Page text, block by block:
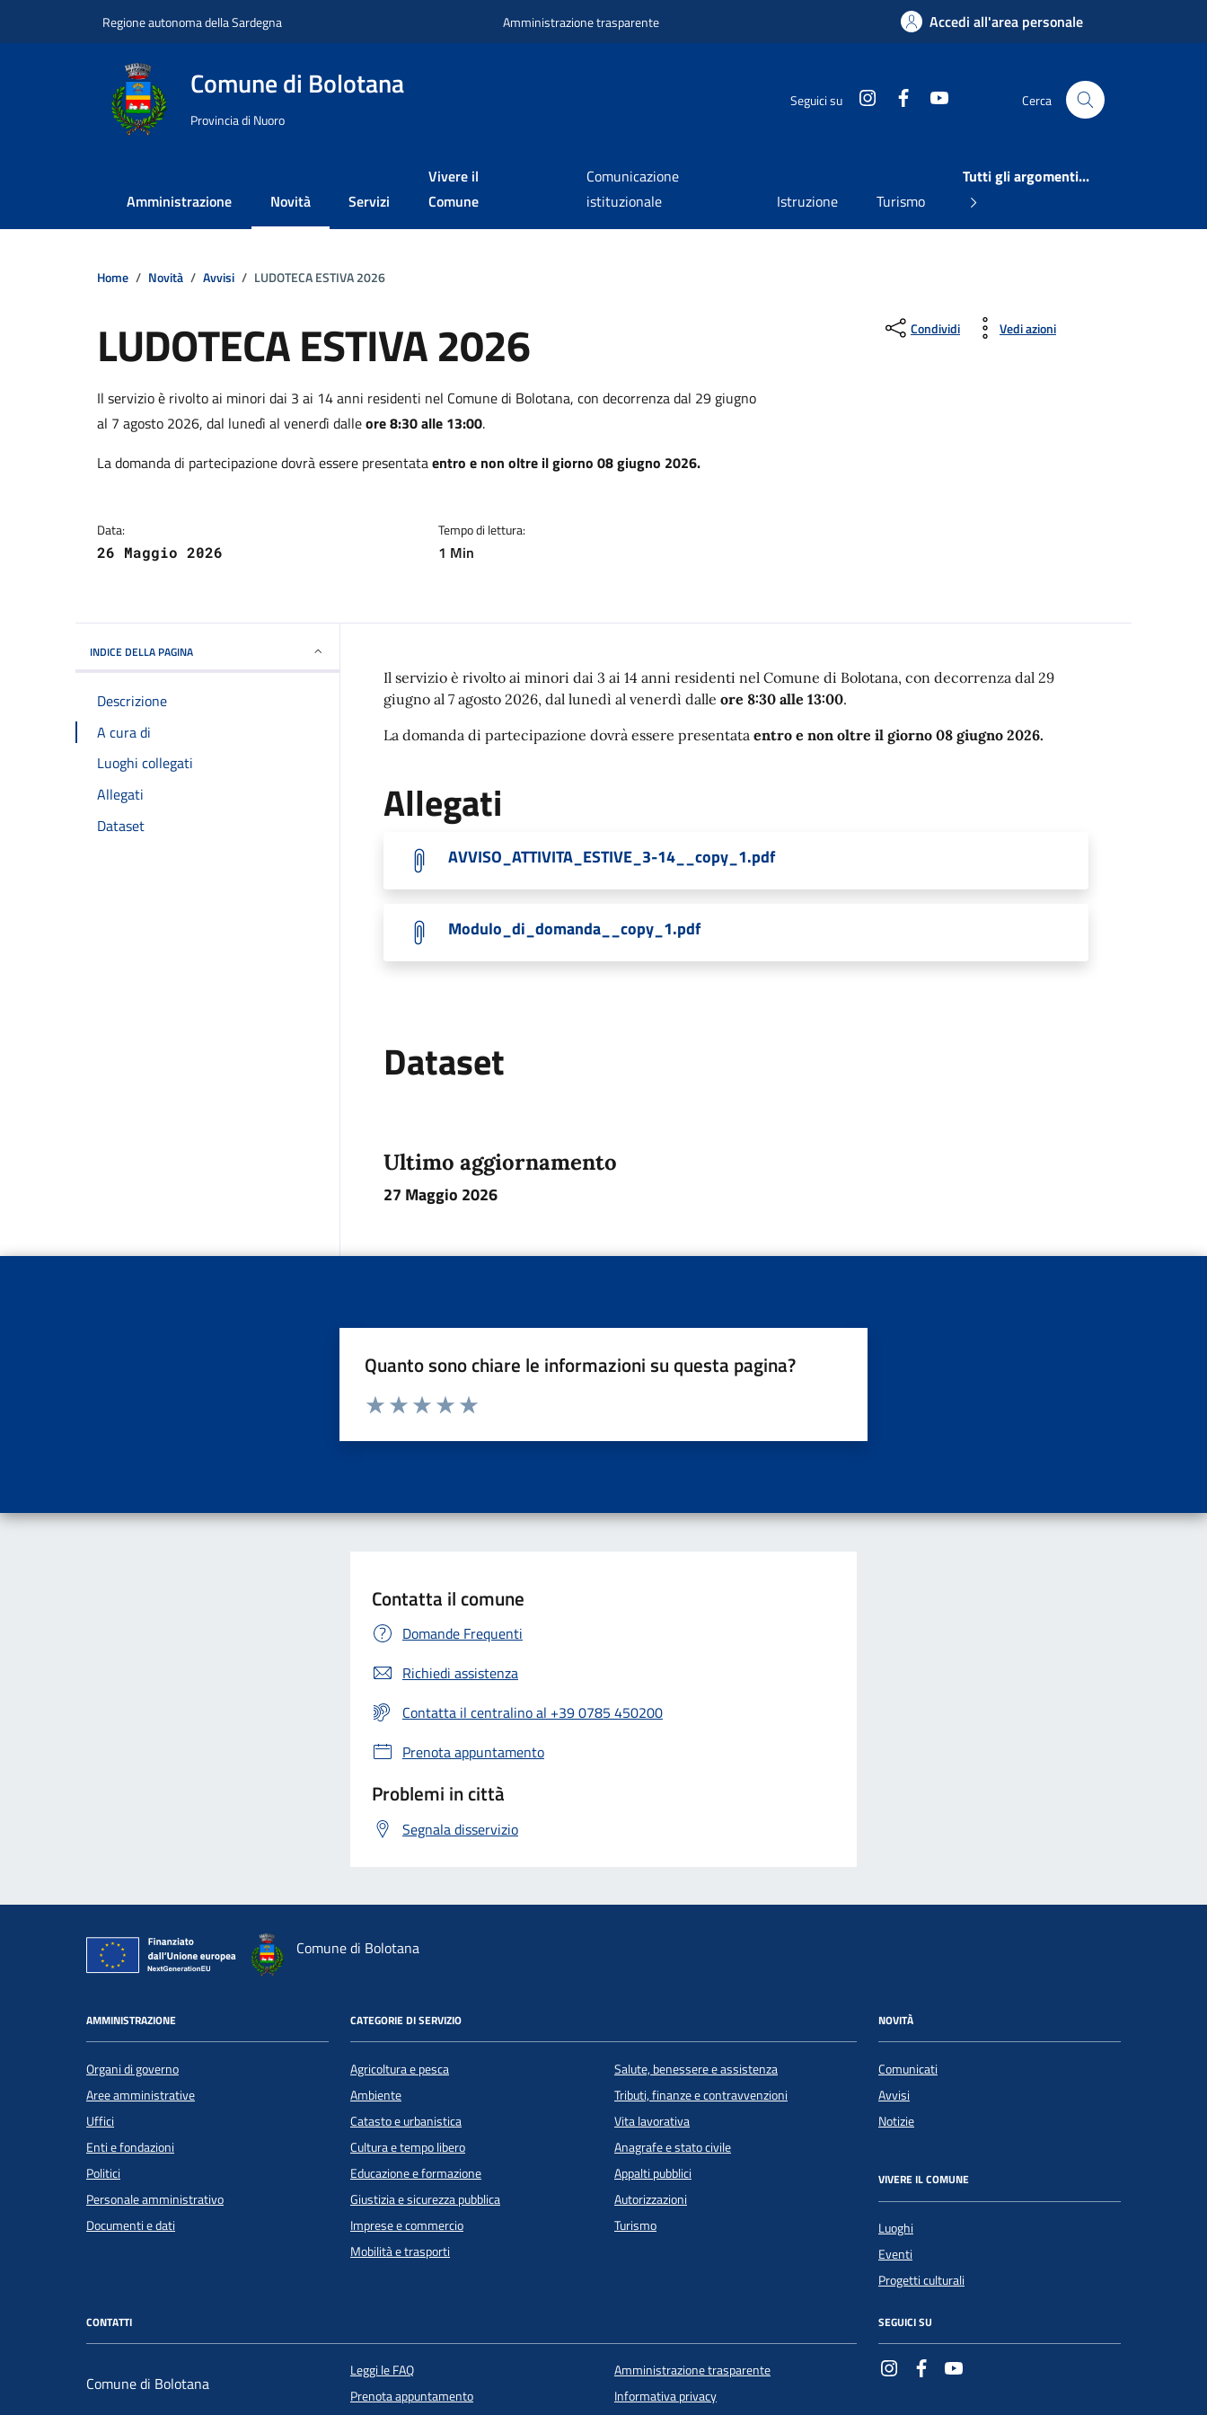
Regione autonoma della Sardegna Amministrazione trasparente Accedi all'area personale
Comune di Bolotana
Provincia di Nuoro
Seguici su InstagramFacebook Cerca
Amministrazione Novità Servizi
Vivere il
Comune
Comunicazione
istituzionale
Istruzione Turismo
Tutti gli argomenti...
Home Novità Avvisi LUDOTECA ESTIVA 2026
LUDOTECA ESTIVA 2026
Dettagli della notizia
Il servizio è rivolto ai minori dai 3 ai 14 anni residenti nel Comune di Bolotana, con decorrenza dal 29 giugno
al 7 agosto 2026, dal lunedì al venerdì dalleore 8:30 alle 13:00.
La domanda di partecipazione dovrà essere presentataentro e non oltre il giorno 08 giugno 2026.
Data:
26 Maggio 2026
Tempo di lettura:
1 Min
Condividi Vedi azioni
INDICE DELLA PAGINA
Descrizione
A cura di
Luoghi collegati
Allegati
Dataset
Il servizio è rivolto ai minori dai 3 ai 14 anni residenti nel Comune di Bolotana, con decorrenza dal 29
giugno al 7 agosto 2026, dal lunedì al venerdì dalle ore 8:30 alle 13:00.
La domanda di partecipazione dovrà essere presentata entro e non oltre il giorno 08 giugno 2026.
Allegati
AVVISO_ATTIVITA_ESTIVE_3-14__copy_1.pdf
Modulo_di_domanda__copy_1.pdf
Dataset
Ultimo aggiornamento
27 Maggio 2026
Quanto sono chiare le informazioni su questa pagina?
Valuta da 1 a 5 stelle la pagina
Contatta il comune
Domande Frequenti
Richiedi assistenza
Contatta il centralino al +39 0785 450200
Prenota appuntamento
Problemi in città
Segnala disservizio
Comune di Bolotana
AMMINISTRAZIONE
Organi di governo
Aree amministrative
Uffici
Enti e fondazioni
Politici
Personale amministrativo
Documenti e dati
CATEGORIE DI SERVIZIO
Agricoltura e pesca
Ambiente
Catasto e urbanistica
Cultura e tempo libero
Educazione e formazione
Giustizia e sicurezza pubblica
Imprese e commercio
Mobilità e trasporti
Salute, benessere e assistenza
Tributi, finanze e contravvenzioni
Vita lavorativa
Anagrafe e stato civile
Appalti pubblici
Autorizzazioni
Turismo
NOVITÀ
Comunicati
Avvisi
Notizie
VIVERE IL COMUNE
Luoghi
Eventi
Progetti culturali
CONTATTI
Comune di Bolotana
Leggi le FAQ
Prenota appuntamento
Amministrazione trasparente
Informativa privacy
SEGUICI SU
InstagramFacebook